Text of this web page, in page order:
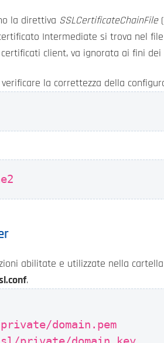
la direttiva SSLCertificateChainFile
Intermediate si trova nel
client, va ignorata ai fini dei
la correttezza della
abilitate e utilizzate nella
.
domain.pem